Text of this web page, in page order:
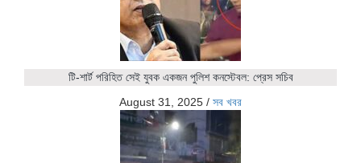
টি-শার্ট পরিহিত সেই যুবক একজন পুলিশ কনস্টেবল: প্রেস সচিব
August 31, 2025 / সব খবর